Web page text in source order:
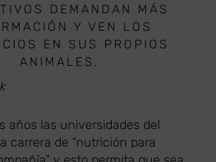
DEMANDAN MÁS
Y VEN LOS
EN SUS PROPIOS
ANIMALES.
años las universidades del
carrera de “nutrición para